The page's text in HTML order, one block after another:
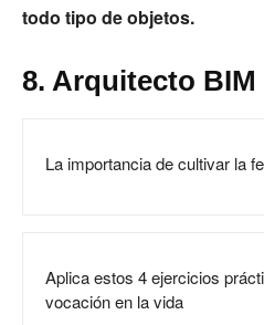
todo tipo de objetos.
8. Arquitecto BIM
La importancia de cultivar la
Aplica estos 4 ejercicios
vocación en la vida